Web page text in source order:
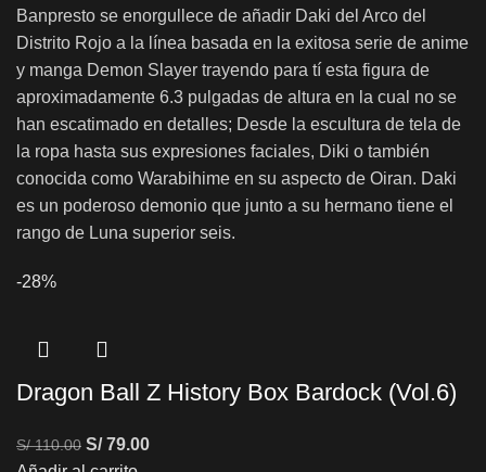
Banpresto se enorgullece de añadir Daki del Arco del
Distrito Rojo a la línea basada en la exitosa serie de anime
y manga Demon Slayer trayendo para tí esta figura de
aproximadamente 6.3 pulgadas de altura en la cual no se
han escatimado en detalles; Desde la escultura de tela de
la ropa hasta sus expresiones faciales, Diki o también
conocida como Warabihime en su aspecto de Oiran. Daki
es un poderoso demonio que junto a su hermano tiene el
rango de Luna superior seis.
-28%
Dragon Ball Z History Box Bardock (Vol.6)
S/110.00 S/79.00